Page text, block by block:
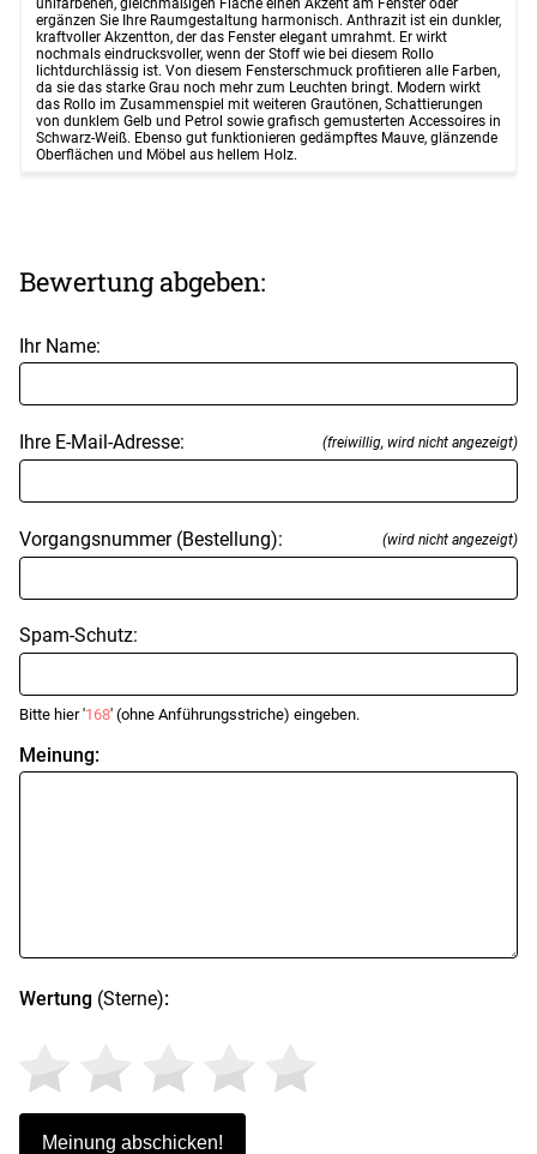
ergänzen Sie Ihre Raumgestaltung harmonisch. Anthrazit ist ein dunkler,
kraftvoller Akzentton, der das Fenster elegant umrahmt. Er wirkt
nochmals eindrucksvoller, wenn der Stoff wie bei diesem Rollo
lichtdurchlässig ist. Von diesem Fensterschmuck profitieren alle Farben,
da sie das starke Grau noch mehr zum Leuchten bringt. Modern wirkt
das Rollo im Zusammenspiel mit weiteren Grautönen, Schattierungen
von dunklem Gelb und Petrol sowie grafisch gemusterten Accessoires in
Schwarz-Weiß. Ebenso gut funktionieren gedämpftes Mauve, glänzende
Oberflächen und Möbel aus hellem Holz.
Bewertung abgeben:
Ihr Name:
Ihre E-Mail-Adresse: (freiwillig, wird nicht angezeigt)
Vorgangsnummer (Bestellung): (wird nicht angezeigt)
Spam-Schutz:
Bitte hier '168' (ohne Anführungsstriche) eingeben.
Meinung:
Wertung (Sterne):